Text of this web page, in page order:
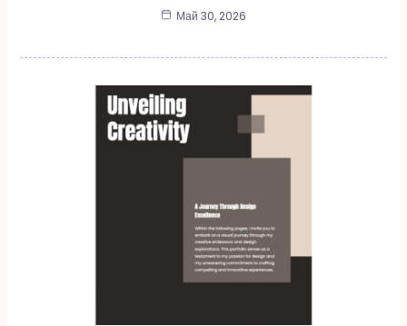
Май 30, 2026